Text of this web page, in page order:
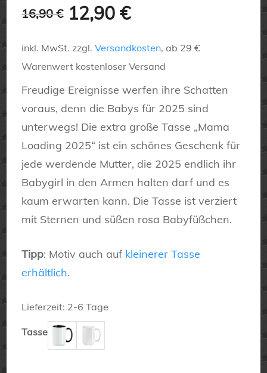
16,90€ Ursprünglicher
Preis
war:
16,90 €
12,90€Aktueller
Preis
ist:
12,90 €.
inkl. MwSt. zzgl.Versandkosten, ab 29 €
Warenwert kostenloser Versand
Freudige Ereignisse werfen ihre Schatten
voraus, denn die Babys für 2025 sind
unterwegs! Die extra große Tasse „Mama
Loading 2025“ ist ein schönes Geschenk für
jede werdende Mutter, die 2025 endlich ihr
Babygirl in den Armen halten darf und es
kaum erwarten kann. Die Tasse ist verziert
mit Sternen und süßen rosa Babyfüßchen.
Tipp: Motiv auch auf kleinerer Tasse
erhältlich.
Lieferzeit: 2-6 Tage
Tasse